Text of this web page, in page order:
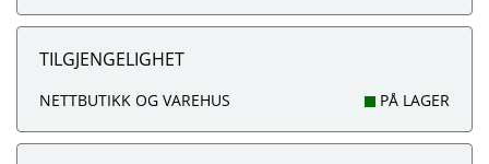
TILGJENGELIGHET
NETTBUTIKK OG VAREHUS PÅ LAGER